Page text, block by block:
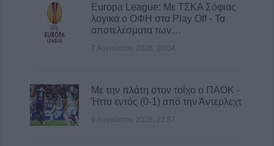
Europa League: Με ΤΣΚΑ Σόφιας
λογικά ο ΟΦΗ στα Play Off - Τα
αποτελέσματα των…
7 Αυγούστου 2026, 00:04
Με την πλάτη στον τοίχο ο ΠΑΟΚ -
Ήττα εντός (0-1) από την Άντερλεχτ
6 Αυγούστου 2026, 22:57